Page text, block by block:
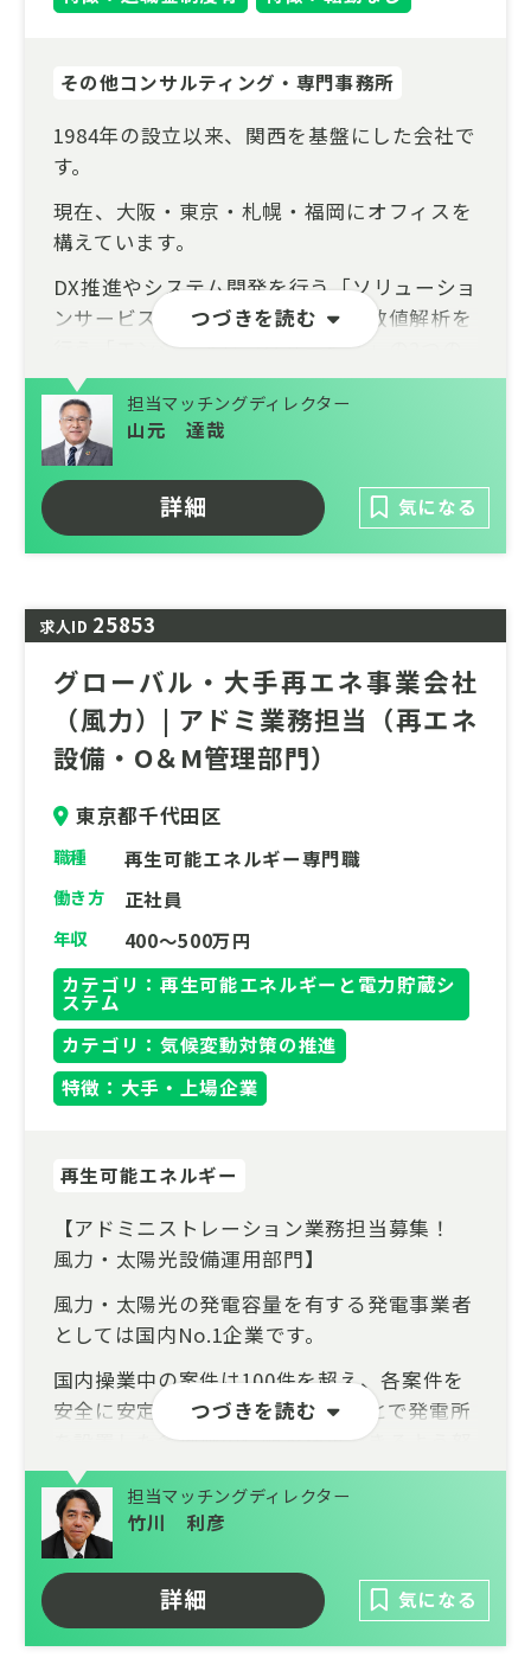
務や時差勤務を柔軟に導入しています。
める方も多いのが特徴です。
◆社会変化と新しい技術へのチャレンジ
浸水想定区域図作成等に伴う流出解析需要の
増加、下水道台帳をはじめとする施設情報の
電子化、AIを用いた様々な解析など、今、上
下水道分野も時代が大きく動いています。当
社は上下水道の実務経験知とIT技術を結びつ
けて新しい時代へチャレンジし共に成長する
ことができます。
つづきを読む
その他コンサルティング・専門事務所
1984年の設立以来、関西を基盤にした会社で
す。
現在、大阪・東京・札幌・福岡にオフィスを
構えています。
DX推進やシステム開発を行う「ソリューショ
ンサービス」、データの利活用や数値解析を
行う「エンジニアリングサービス」の2つの
サービスを軸に永続性のある事業展開を目指
しています。
特徴としては
様々なソリューションを提供することでクラ
イアントの問題解決を実現しています。
近いところでソフトウェア開発や環境解析の
事業を展開しています。
技術者の派遣や労働の提供ではなく、社内で
設計や開発を一貫して行っています。
社員同士が近い距離で業務しており、お互い
す。
魅力として
「カーボンニュートラルな社会の実現」、そ
して「わたしたちの快適な生活環境を維持」
するために、将来の人口構造や環境に合わせ
た適切なまちづくりの支援を行っています。
身近な生活環境や自然環境の将来予測、そし
て人流位置情報ビックデータを活用した未来
予測は、これからの我々の生活をより快適に
ョブ”です。
◆ワークライフバランスの整った環境
残業時間に対し管理を厳格化しており、月
平均残業は25時間まで
社会情勢や各社員の諸事情にあわせて在宅勤
務や時差勤務を柔軟に導入しています。
過去入社者も当社の働き方に惹かれ入社を決
◆社会変化と新しい技術へのチャレンジ
上下水道事業のウォーターPPP導入拡大や
浸水想定区域図作成等に伴う流出解析需要の
増加、下水道台帳をはじめとする施設情報の
電子化、AIを用いた様々な解析など、今、上
担当マッチングディレクター
山元 達哉
詳細 気になる
求人ID 25853
グローバル・大手再エネ事業会社
（風力）| アドミ業務担当（再エネ
設備・O＆M管理部門）
東京都千代田区
職種 再生可能エネルギー専門職
働き方 正社員
年収
400～500万円
カテゴリ：再生可能エネルギーと電力貯蔵シ
ステム
カテゴリ：気候変動対策の推進
特徴：大手・上場企業
つづきを読む
再生可能エネルギー
【アドミニストレーション業務担当募集！
風力・太陽光設備運用部門】
風力・太陽光の発電容量を有する発電事業者
としては国内No.1企業です。
国内操業中の案件は100件を超え、各案件を
安全に安定した操業を実施することで発電所
を設置した各地域の信頼を構築できるよう努
めています。今後は発電事業にとどまらず、
蓄電池やエネルギーマネジメントサービスに
よる需給調整、電力供給、さらには電力需要
創出まで事業領域を拡大し、新たな事業への
挑戦も加速させます。
今回は、発電所の安定稼働・安全を第一とし
担当マッチングディレクター
竹川 利彦
詳細 気になる